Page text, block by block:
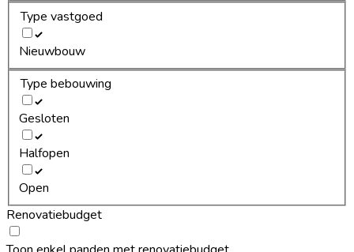
Type vastgoed
Nieuwbouw
Type bebouwing
Gesloten
Halfopen
Open
Renovatiebudget